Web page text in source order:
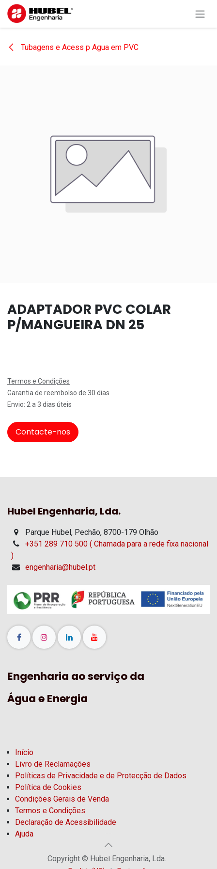
Pular para o conteúdo
Tubagens e Acess p Agua em PVC
ADAPTADOR PVC COLAR
P/MANGUEIRA DN 25
Termos e Condições
Garantia de reembolso de 30 dias
Envio: 2 a 3 dias úteis
Contacte-nos
Hubel Engenharia, Lda.
Parque Hubel, Pechão, 8700-179 Olhão
+351 289 710 500 ( Chamada para a rede fixa nacional
)
engenharia@hubel.pt
Engenharia ao serviço da
Água e Energia
Início
Livro de Reclamações
Políticas de Privacidade e de Protecção de Dados
Política de Cookies
Condições Gerais de Venda
Termos e Condições
Declaração de Acessibilidade
Ajuda
Copyright © Hubel Engenharia, Lda.